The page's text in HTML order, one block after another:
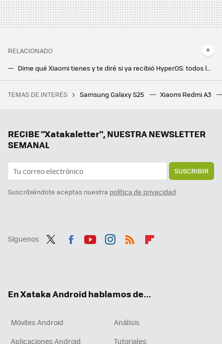
RELACIONADO
Dime qué Xiaomi tienes y te diré si ya recibió HyperOS: todos los Xiaomi, POCO y Redmi que tienen actualización en Europa
One UI 6.1 está llegando ya a estos Samsung Galaxy: todos los móviles que actualizan con Galaxy AI
La salida de Chema Alonso es una clara muestra de la nueva Telefónica: menos sorprendente, más rentable
TEMAS DE INTERÉS Samsung Galaxy S25 Xiaomi Redmi A3
RECIBE "Xatakaletter", NUESTRA NEWSLETTER
SEMANAL
SUSCRIBIR
Suscribiéndote aceptas nuestra política de privacidad
Síguenos
En Xataka Android hablamos de...
Móviles Android
Análisis
Aplicaciones Android
Tutoriales